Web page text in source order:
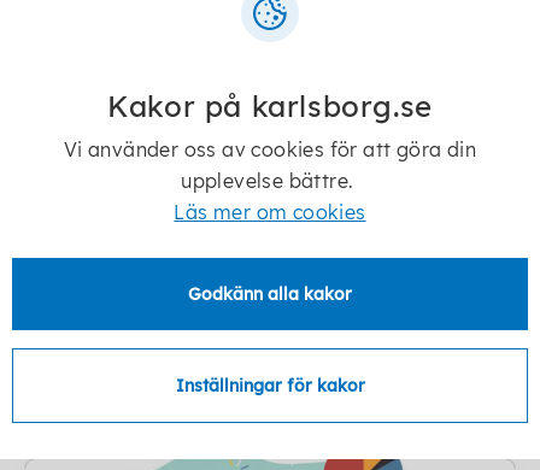
Polisens och kommunens
Kakor på karlsborg.se
Vi använder oss av cookies för att göra din
upplevelse bättre.
Läs mer om cookies
Godkänn alla kakor
Inställningar för kakor